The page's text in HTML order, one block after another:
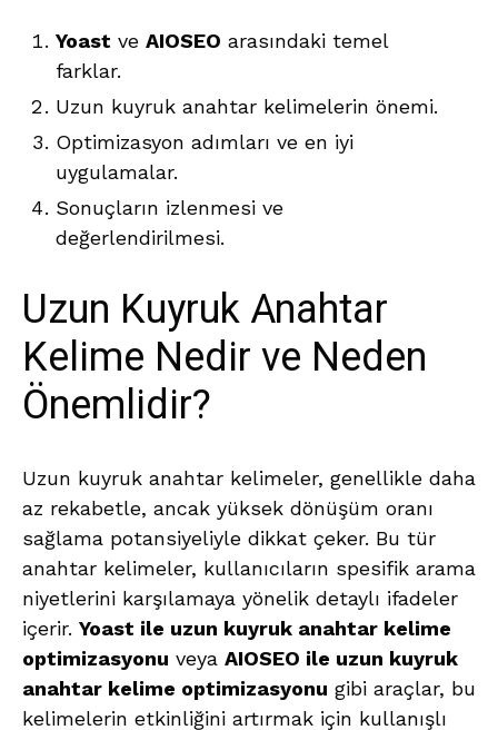
Yoast ve AIOSEO arasındaki temel
farklar.
Uzun kuyruk anahtar kelimelerin önemi.
Optimizasyon adımları ve en iyi
uygulamalar.
Sonuçların izlenmesi ve
değerlendirilmesi.
Uzun Kuyruk Anahtar
Kelime Nedir ve Neden
Önemlidir?
Uzun kuyruk anahtar kelimeler, genellikle daha
az rekabetle, ancak yüksek dönüşüm oranı
sağlama potansiyeliyle dikkat çeker. Bu tür
anahtar kelimeler, kullanıcıların spesifik arama
niyetlerini karşılamaya yönelik detaylı ifadeler
içerir. Yoast ile uzun kuyruk anahtar kelime
optimizasyonu veya AIOSEO ile uzun kuyruk
anahtar kelime optimizasyonu gibi araçlar, bu
kelimelerin etkinliğini artırmak için kullanışlı